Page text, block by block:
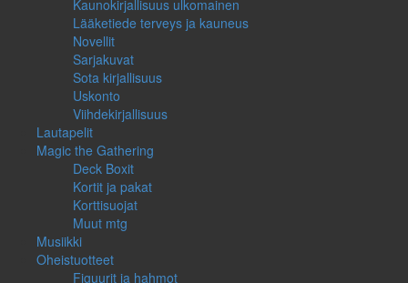
Kaunokirjallisuus ulkomainen
Lääketiede terveys ja kauneus
Novellit
Sarjakuvat
Sota kirjallisuus
Uskonto
Viihdekirjallisuus
Lautapelit
Magic the Gathering
Deck Boxit
Kortit ja pakat
Korttisuojat
Muut mtg
Musiikki
Oheistuotteet
Figuurit ja hahmot